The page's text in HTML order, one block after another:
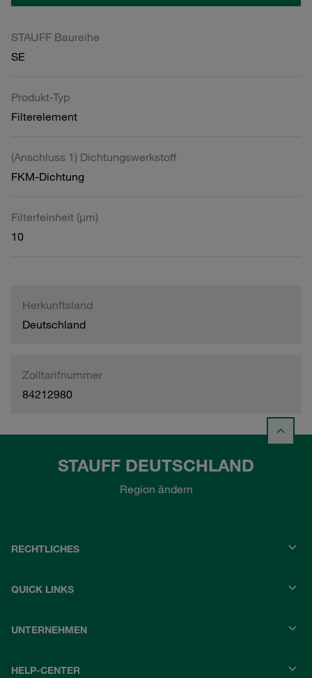
STAUFF Baureihe
SE
Produkt-Typ
Filterelement
(Anschluss 1) Dichtungswerkstoff
FKM-Dichtung
Filterfeinheit (µm)
10
Herkunftsland
Deutschland
Zolltarifnummer
84212980
STAUFF DEUTSCHLAND
Region ändern
RECHTLICHES
QUICK LINKS
UNTERNEHMEN
HELP-CENTER